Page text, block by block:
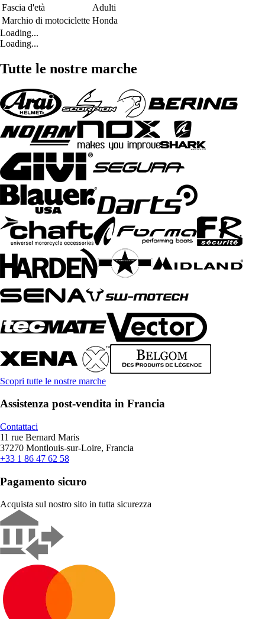
Fascia d'età
Adulti
Marchio di motociclette Honda
Loading...
Loading...
Tutte le nostre marche
Scopri tutte le nostre marche
Assistenza post-vendita in Francia
Contattaci
11 rue Bernard Maris
37270 Montlouis-sur-Loire, Francia
+33 1 86 47 62 58
Pagamento sicuro
Acquista sul nostro sito in tutta sicurezza